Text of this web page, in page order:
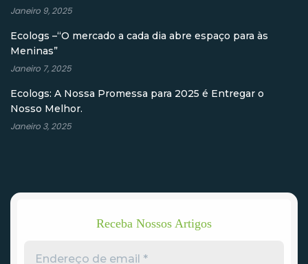
Janeiro 9, 2025
Ecologs –“O mercado a cada dia abre espaço para às
Meninas”
Janeiro 7, 2025
Ecologs: A Nossa Promessa para 2025 é Entregar o
Nosso Melhor.
Janeiro 3, 2025
Receba Nossos Artigos
Endereço